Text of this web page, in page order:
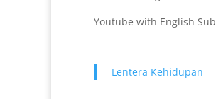
Youtube with English
Lentera Kehidupan